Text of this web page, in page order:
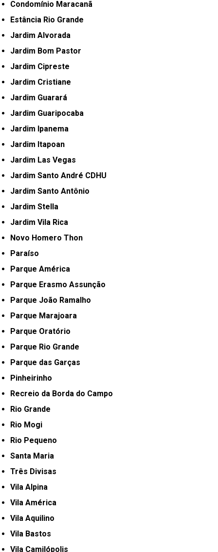
Condomínio Maracanã
Estância Rio Grande
Jardim Alvorada
Jardim Bom Pastor
Jardim Cipreste
Jardim Cristiane
Jardim Guarará
Jardim Guaripocaba
Jardim Ipanema
Jardim Itapoan
Jardim Las Vegas
Jardim Santo André CDHU
Jardim Santo Antônio
Jardim Stella
Jardim Vila Rica
Novo Homero Thon
Paraíso
Parque América
Parque Erasmo Assunção
Parque João Ramalho
Parque Marajoara
Parque Oratório
Parque Rio Grande
Parque das Garças
Pinheirinho
Recreio da Borda do Campo
Rio Grande
Rio Mogi
Rio Pequeno
Santa Maria
Três Divisas
Vila Alpina
Vila América
Vila Aquilino
Vila Bastos
Vila Camilópolis